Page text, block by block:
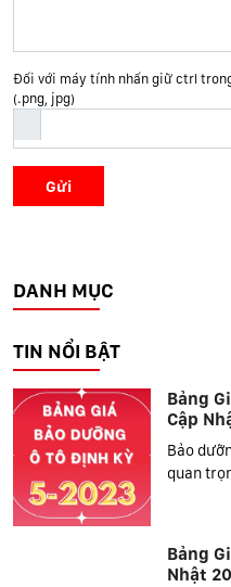
Đối với máy tính nhấn giữ ctrl
(.png, jpg)
Gửi
DANH MỤC
TIN NỔI BẬT
Bảng
Cập
Bảo
quan
Bảng
Nhật